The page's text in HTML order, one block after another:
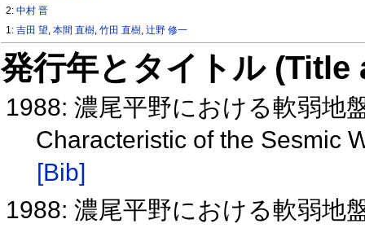
2:中村 晋
1:吉田 望,本間 直樹,竹田 直樹,辻野 修一
発行年とタイトル
1988: 濃尾平野における軟弱地
Characteristic of the Sesmic
[Bib]
1988: 濃尾平野における軟弱地